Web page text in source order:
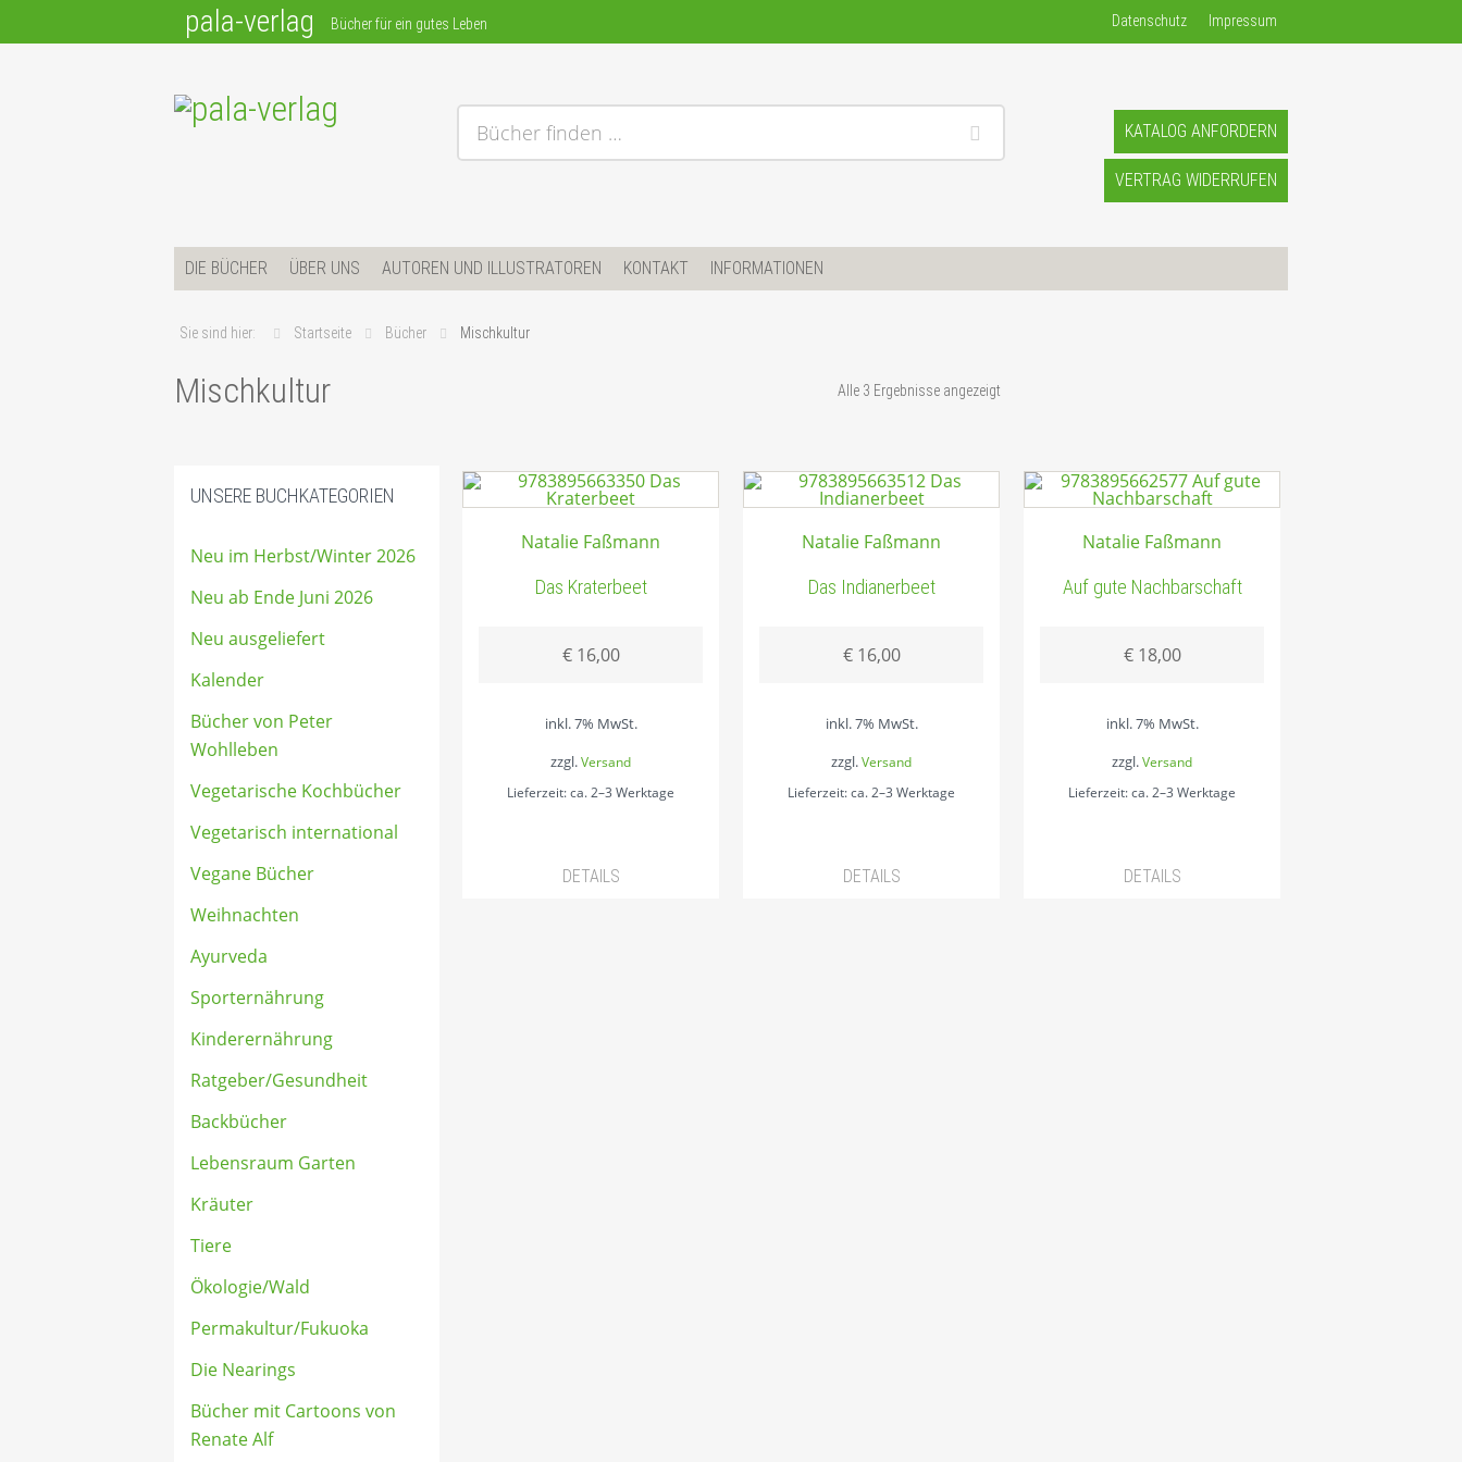
pala-verlag Bücher für ein gutes Leben Datenschutz Impressum
KATALOG ANFORDERN
VERTRAG WIDERRUFEN
Bücher finden …
Springe zum Inhalt
DIE BÜCHER ÜBER UNS AUTOREN UND ILLUSTRATOREN KONTAKT INFORMATIONEN
Sie sind hier: Startseite Bücher Mischkultur
Mischkultur Alle 3 Ergebnisse angezeigt
Natalie Faßmann
Das Kraterbeet
€16,00
inkl. 7% MwSt.
zzgl.Versand
Lieferzeit: ca. 2–3 Werktage
DETAILS
Natalie Faßmann
Das Indianerbeet
€16,00
inkl. 7% MwSt.
zzgl.Versand
Lieferzeit: ca. 2–3 Werktage
DETAILS
Natalie Faßmann
Auf gute Nachbarschaft
€18,00
inkl. 7% MwSt.
zzgl.Versand
Lieferzeit: ca. 2–3 Werktage
DETAILS
UNSERE BUCHKATEGORIEN
Neu im Herbst/Winter 2026
Neu ab Ende Juni 2026
Neu ausgeliefert
Kalender
Bücher von Peter
Wohlleben
Vegetarische Kochbücher
Vegetarisch international
Vegane Bücher
Weihnachten
Ayurveda
Sporternährung
Kinderernährung
Ratgeber/Gesundheit
Backbücher
Lebensraum Garten
Kräuter
Tiere
Ökologie/Wald
Permakultur/Fukuoka
Die Nearings
Bücher mit Cartoons von
Renate Alf